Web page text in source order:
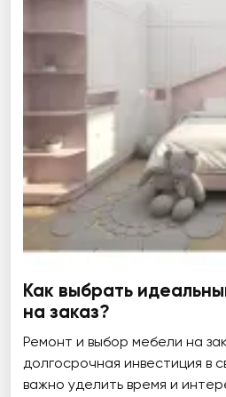
Как выбрать
на заказ?
Ремонт и выбор мебели на
долгосрочная инвестиция в
важно уделить время и